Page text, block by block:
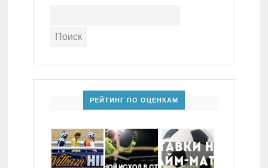
РЕЙТИНГ ПО ОЦЕНКАМ